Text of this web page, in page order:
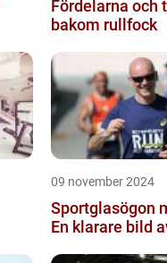
Fördelarna och
bakom rullfock
09 november 2024
Sportglasögon
En klarare bild